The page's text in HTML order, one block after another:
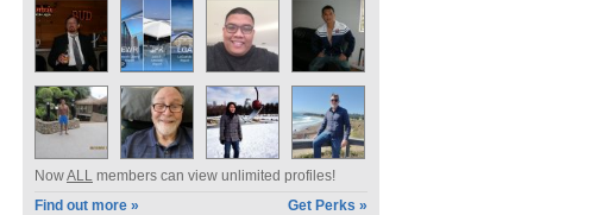
NowALL members can view unlimited profiles!
Find out more »
Get Perks »